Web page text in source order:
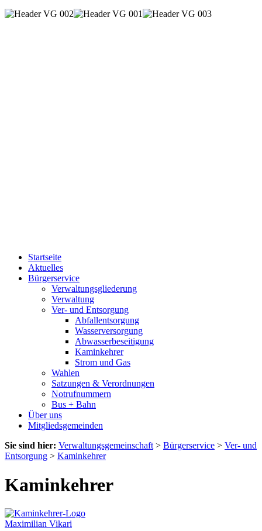
Startseite
Aktuelles
Bürgerservice
Verwaltungsgliederung
Verwaltung
Ver- und Entsorgung
Abfallentsorgung
Wasserversorgung
Abwasserbeseitigung
Kaminkehrer
Strom und Gas
Wahlen
Satzungen & Verordnungen
Notrufnummern
Bus + Bahn
Über uns
Mitgliedsgemeinden
Sie sind hier: Verwaltungsgemeinschaft > Bürgerservice > Ver- und
Entsorgung > Kaminkehrer
Kaminkehrer
Maximilian Vikari